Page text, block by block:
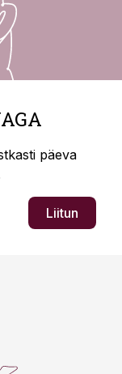
päeva
Liitun